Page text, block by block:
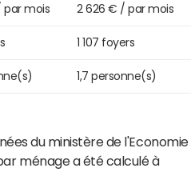
par mois 2 626 € / par mois
1 107 foyers
1,7 personne(s)
du ministère de l'Economie
ménage a été calculé à